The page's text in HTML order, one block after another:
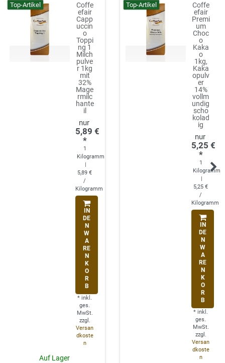
Top-Artikel
Coffe
efair
Capp
uccin
o
Toppi
ng 1
Milch
pulve
r 1kg
mit
32%
Mage
rmilc
hante
il
5,89 €
*
1
Kilogramm
|
5,89 €
/
Kilogramm
IN
DE
N
W
A
RE
N
K
O
R
B
* inkl.
ges.
MwSt.
zzgl.
Versan
dkoste
n
Auf Lager
Top-Artikel
Coffe
efair
Premi
um
Choc
o
Kaka
o
1kg,
Kaka
opulv
er
14%
vollm
undig
scho
kolad
ig
5,25 €
*
1
Kilogramm
|
5,25 €
/
Kilogramm
IN
DE
N
W
A
RE
N
K
O
R
B
* inkl.
ges.
MwSt.
zzgl.
Versan
dkoste
n